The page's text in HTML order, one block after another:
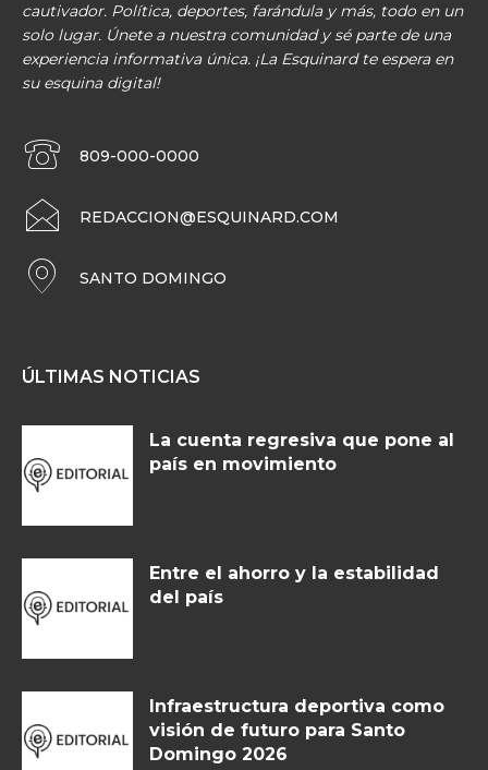
cautivador. Política, deportes, farándula y más, todo en un
solo lugar. Únete a nuestra comunidad y sé parte de una
experiencia informativa única. ¡La Esquinard te espera en
su esquina digital!
809-000-0000
REDACCION@ESQUINARD.COM
SANTO DOMINGO
ÚLTIMAS NOTICIAS
La cuenta regresiva que pone al
país en movimiento
Entre el ahorro y la estabilidad
del país
Infraestructura deportiva como
visión de futuro para Santo
Domingo 2026